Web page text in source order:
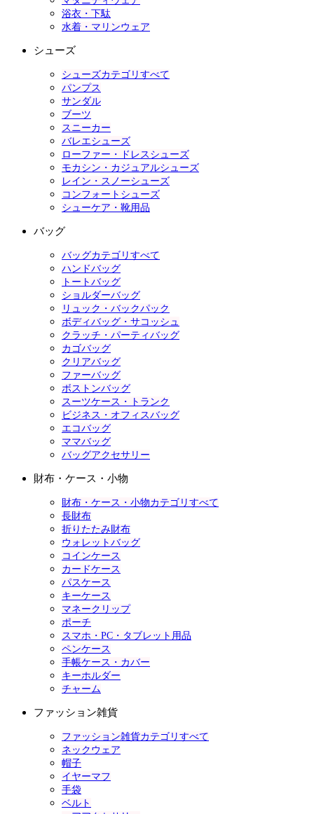
浴衣・下駄
水着・マリンウェア
シューズ
シューズカテゴリすべて
パンプス
サンダル
ブーツ
スニーカー
バレエシューズ
ローファー・ドレスシューズ
モカシン・カジュアルシューズ
レイン・スノーシューズ
コンフォートシューズ
シューケア・靴用品
バッグ
バッグカテゴリすべて
ハンドバッグ
トートバッグ
ショルダーバッグ
リュック・バックパック
ボディバッグ・サコッシュ
クラッチ・パーティバッグ
カゴバッグ
クリアバッグ
ファーバッグ
ボストンバッグ
スーツケース・トランク
ビジネス・オフィスバッグ
エコバッグ
ママバッグ
バッグアクセサリー
財布・ケース・小物
財布・ケース・小物カテゴリすべて
長財布
折りたたみ財布
ウォレットバッグ
コインケース
カードケース
パスケース
キーケース
マネークリップ
ポーチ
スマホ・PC・タブレット用品
ペンケース
手帳ケース・カバー
キーホルダー
チャーム
ファッション雑貨
ファッション雑貨カテゴリすべて
ネックウェア
帽子
イヤーマフ
手袋
ベルト